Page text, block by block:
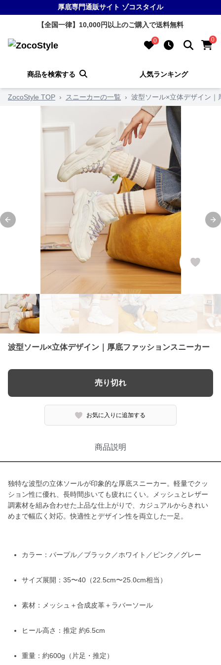
厚底専門通販サイト ゾコスタイル
【全国一律】10,000円以上のご購入で送料無料
0 0
商品を検索する 人気ランキング
ZocoStyle TOP › スニーカーの一覧 › 波型ソール×立体デザイン
Previous slide
波型ソール×立体デザイン｜厚底ファッションスニーカー
売り切れ
お気に入りに追加する
商品説明
独特な波型の立体ソールが印象的な厚底スニーカー。軽量でクッ
ション性に優れ、長時間歩いても疲れにくい。メッシュとレザー
調素材を組み合わせた上品な仕上がりで、カジュアルからきれい
めまで幅広く対応。快適性とデザイン性を両立した一足。
カラー：パープル／ブラック／ホワイト／ピンク／グレー
サイズ展開：35〜40（22.5cm〜25.0cm相当）
素材：メッシュ＋合成皮革＋ラバーソール
ヒール高さ：推定 約6.5cm
重量：約600g（片足・推定）